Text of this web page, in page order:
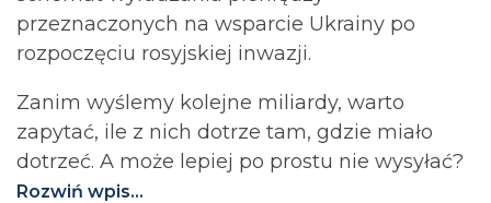
przeznaczonych na wsparcie Ukrainy po
rozpoczęciu rosyjskiej inwazji.
Zanim wyślemy kolejne miliardy, warto
zapytać, ile z nich dotrze tam, gdzie miało
dotrzeć. A może lepiej po prostu nie wysyłać?⁩
Rozwiń wpis...